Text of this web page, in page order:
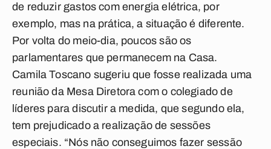
de reduzir gastos com energia elétrica, por
exemplo, mas na prática, a situação é diferente.
Por volta do meio-dia, poucos são os
parlamentares que permanecem na Casa.
Camila Toscano sugeriu que fosse realizada uma
reunião da Mesa Diretora com o colegiado de
líderes para discutir a medida, que segundo ela,
tem prejudicado a realização de sessões
especiais. “Nós não conseguimos fazer sessão